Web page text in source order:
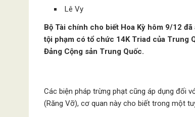
Lê Vy
Bộ Tài chính cho biết Hoa Kỳ hôm 9/12
tội phạm có tổ chức 14K Triad của Trung
Đảng Cộng sản Trung Quốc.
Các biện pháp trừng phạt cũng áp dụng đối
(Răng Vỡ), cơ quan này cho biết trong một